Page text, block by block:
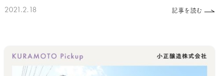
2021.2.18 記事を読む